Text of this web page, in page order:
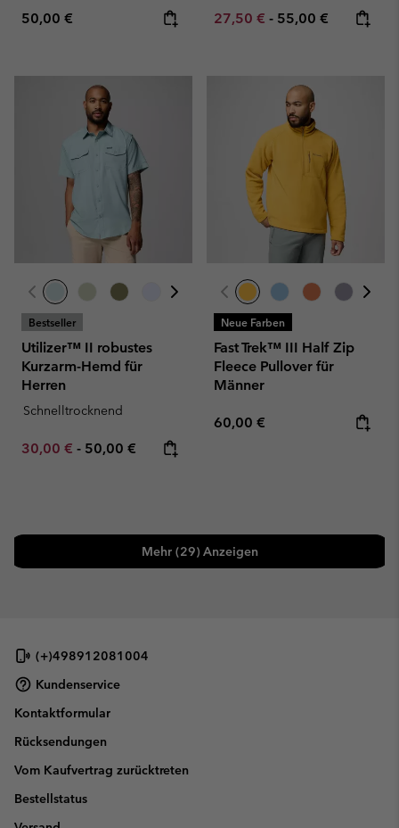
Regular price:
50,00 € Minimum sale price:
27,50 € - Maximum price:
55,00 €
Bestseller
Utilizer™ II robustes
Kurzarm-Hemd für
Herren
Schnelltrocknend
Minimum sale price:
30,00 € - Maximum price:
50,00 €
Neue Farben
Fast Trek™ III Half Zip
Fleece Pullover für
Männer
Regular price:
60,00 €
Mehr (29) Anzeigen
(+)498912081004
Kundenservice
Kontaktformular
Rücksendungen
Vom Kaufvertrag zurücktreten
Bestellstatus